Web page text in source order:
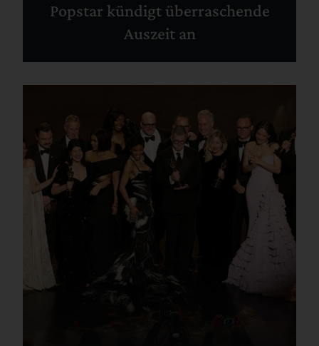
Popstar kündigt überraschende
Auszeit an